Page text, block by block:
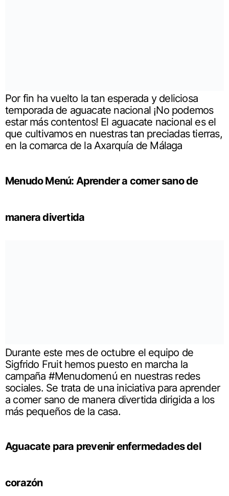
Por fin ha vuelto la tan esperada y deliciosa
temporada de aguacate nacional ¡No podemos
estar más contentos! El aguacate nacional es el
que cultivamos en nuestras tan preciadas tierras,
en la comarca de la Axarquía de Málaga
Menudo Menú: Aprender a comer sano de
manera divertida
Durante este mes de octubre el equipo de
Sigfrido Fruit hemos puesto en marcha la
campaña #Menudomenú en nuestras redes
sociales. Se trata de una iniciativa para aprender
a comer sano de manera divertida dirigida a los
más pequeños de la casa.
Aguacate para prevenir enfermedades del
corazón